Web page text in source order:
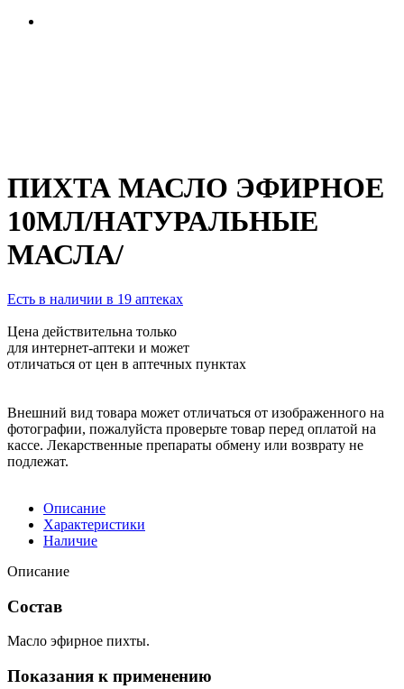
ПИХТА МАСЛО ЭФИРНОЕ
10МЛ/НАТУРАЛЬНЫЕ
МАСЛА/
Есть в наличии в 19 аптеках
Цена действительна только
для интернет-аптеки и может
отличаться от цен в аптечных пунктах
Внешний вид товара может отличаться от изображенного на
фотографии, пожалуйста проверьте товар перед оплатой на
кассе. Лекарственные препараты обмену или возврату не
подлежат.
Описание
Характеристики
Наличие
Описание
Состав
Масло эфирное пихты.
Показания к применению